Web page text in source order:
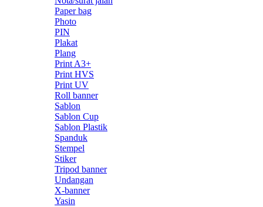
Paper bag
Photo
PIN
Plakat
Plang
Print A3+
Print HVS
Print UV
Roll banner
Sablon
Sablon Cup
Sablon Plastik
Spanduk
Stempel
Stiker
Tripod banner
Undangan
X-banner
Yasin